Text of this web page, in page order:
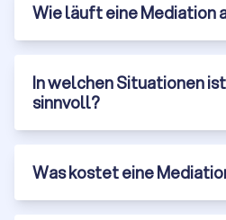
Zukunft miteinander zu tun
Familien- oder
Kreative und
Mediation sind die Parteien
eines Gerichtsverfahrens
und maßgeschneiderte
spezifischen Bedürfnissen
Arten der Mediation in
Man kann Mediation in
Wie läuft eine Mediation
In welchen Situationen
sinnvoll?
Was kostet eine